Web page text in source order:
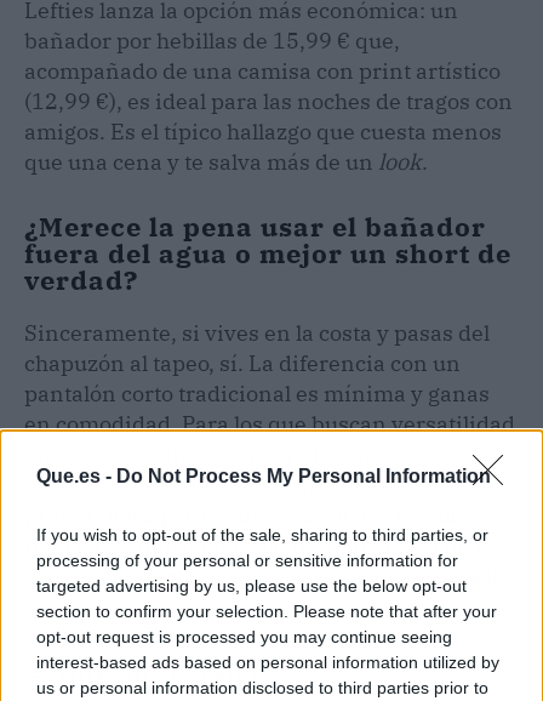
Que.es - Do Not Process My Personal Information
If you wish to opt-out of the sale, sharing to third parties, or
processing of your personal or sensitive information for
targeted advertising by us, please use the below opt-out
section to confirm your selection. Please note that after your
opt-out request is processed you may continue seeing
interest-based ads based on personal information utilized by
us or personal information disclosed to third parties prior to
Lefties lanza la opción más económica: un
bañador por hebillas de 15,99 € que,
acompañado de una camisa con print artístico
(12,99 €), es ideal para las noches de tragos con
amigos. Es el típico hallazgo que cuesta menos
que una cena y te salva más de un look.
¿Merece la pena usar el bañador
fuera del agua o mejor un short de
verdad?
Sinceramente, si vives en la costa y pasas del
chapuzón al tapeo, sí. La diferencia con un
pantalón corto tradicional es mínima y ganas
en comodidad. Para los que buscan versatilidad
en la maleta sin cargar con tres mudas, este
híbrido es un acierto. Eso sí, si eres de los que
interiores, quizá notes la diferencia. Y si no te
convence, siempre te queda el bañador para lo
que fue inventado: pegarte un buen baño.
🛒 Directo al grano